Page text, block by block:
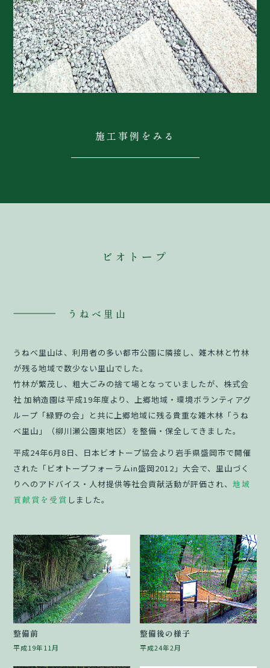
施工事例をみる
ビオトープ
うねべ里山
うねべ里山は、利用者の多い都市公園に隣接し、雑木林と竹林
が残る地域で数少ない里山でした。
竹林が繁茂し、粗大ごみの捨て場となっていましたが、株式会
社 加納造園は平成19年度より、上郷地域・環境ボランティアグ
ループ「緑野の会」と共に上郷地域に残る貴重な雑木林「うね
べ里山」（柳川瀬公園東地区）を整備・保全してきました。
平成24年6月8日、日本ビオトープ協会より岩手県盛岡市で開催
された「ビオトープフォーラムin盛岡2012」大会で、里山づく
りへのアドバイス・人材提供等社会貢献活動が評価され、地域
貢献賞を受賞 しました。
整備前
平成19年11月
整備後の様子
平成24年2月